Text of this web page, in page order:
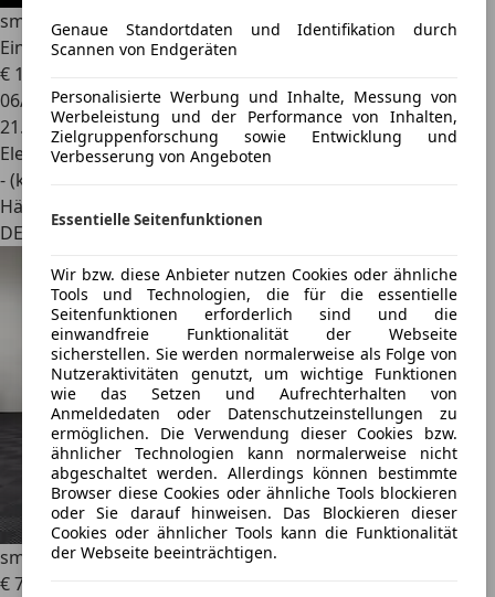
Genaue Standortdaten und Identifikation durch
Scannen von Endgeräten
Personalisierte Werbung und Inhalte, Messung von
Werbeleistung und der Performance von Inhalten,
Zielgruppenforschung sowie Entwicklung und
Verbesserung von Angeboten
Essentielle Seitenfunktionen
Wir bzw. diese Anbieter nutzen Cookies oder ähnliche
Tools und Technologien, die für die essentielle
Seitenfunktionen erforderlich sind und die
einwandfreie Funktionalität der Webseite
sicherstellen. Sie werden normalerweise als Folge von
Nutzeraktivitäten genutzt, um wichtige Funktionen
wie das Setzen und Aufrechterhalten von
Anmeldedaten oder Datenschutzeinstellungen zu
ermöglichen. Die Verwendung dieser Cookies bzw.
ähnlicher Technologien kann normalerweise nicht
abgeschaltet werden. Allerdings können bestimmte
Browser diese Cookies oder ähnliche Tools blockieren
oder Sie darauf hinweisen. Das Blockieren dieser
Cookies oder ähnlicher Tools kann die Funktionalität
der Webseite beeinträchtigen.
smart forFour
EQ forfour Passion Advan DAB WinterPkt
Einparkhi
€ 11.110
06/2021
21.503 km
Elektro
- (kWh/100 km)
Händler
DE 69469
smart forTwofortwo coupe Basis 52 kW Navi, Cool&Audio
€ 7.400